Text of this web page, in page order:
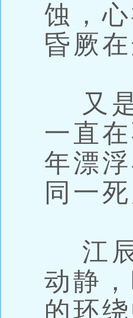
蚀，
昏厥
又是
一直
年漂
同一
江辰
动静
的环